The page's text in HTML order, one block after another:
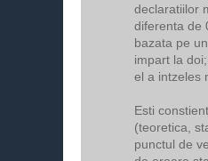
declaratiilor
diferenta de
bazata pe
impart la
el a intzeles
Esti
(teoretica,
punctul de